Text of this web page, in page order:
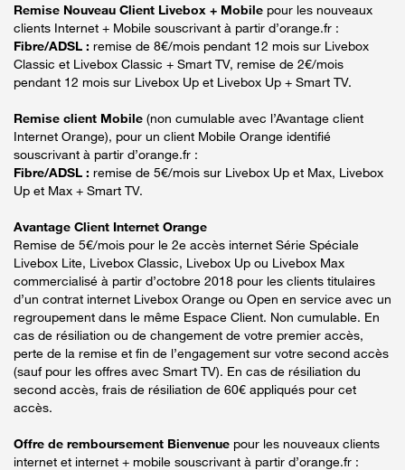
Remise Nouveau Client Livebox + Mobile pour les nouveaux
clients Internet + Mobile souscrivant à partir d’orange.fr :
Fibre/ADSL : remise de 8€/mois pendant 12 mois sur Livebox
Classic et Livebox Classic + Smart TV, remise de 2€/mois
pendant 12 mois sur Livebox Up et Livebox Up + Smart TV.
Remise client Mobile (non cumulable avec l’Avantage client
Internet Orange), pour un client Mobile Orange identifié
souscrivant à partir d’orange.fr :
Fibre/ADSL : remise de 5€/mois sur Livebox Up et Max, Livebox
Up et Max + Smart TV.
Avantage Client Internet Orange
Remise de 5€/mois pour le 2e accès internet Série Spéciale
Livebox Lite, Livebox Classic, Livebox Up ou Livebox Max
commercialisé à partir d’octobre 2018 pour les clients titulaires
d’un contrat internet Livebox Orange ou Open en service avec un
regroupement dans le même Espace Client. Non cumulable. En
cas de résiliation ou de changement de votre premier accès,
perte de la remise et fin de l’engagement sur votre second accès
(sauf pour les offres avec Smart TV). En cas de résiliation du
second accès, frais de résiliation de 60€ appliqués pour cet
accès.
Offre de remboursement Bienvenue pour les nouveaux clients
internet et internet + mobile souscrivant à partir d’orange.fr :